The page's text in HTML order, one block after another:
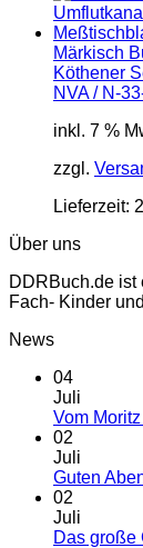
Märkisch
Köthener
NVA / N-
inkl. 7 %
zzgl.
Lieferzeit:
Über uns
DDRBuch.de
Fach- Kinder
News
04
Juli
Vom
02
Juli
Guten
02
Juli
Das große